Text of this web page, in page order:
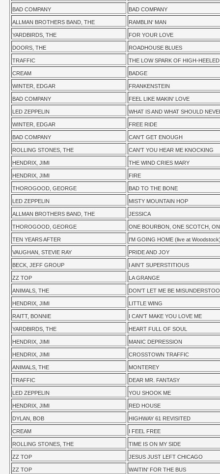
BAD COMPANY BAD COMPANY
ALLMAN BROTHERS BAND, THE RAMBLIN' MAN
YARDBIRDS, THE FOR YOUR LOVE
DOORS, THE ROADHOUSE BLUES
TRAFFIC THE LOW SPARK OF HIGH-
CREAM BADGE
WINTER, EDGAR FRANKENSTEIN
BAD COMPANY FEEL LIKE MAKIN' LOVE
LED ZEPPELIN WHAT IS AND WHAT SHOULD
WINTER, EDGAR FREE RIDE
BAD COMPANY CAN'T GET ENOUGH
ROLLING STONES, THE CAN'T YOU HEAR ME KNOCKING
HENDRIX, JIMI THE WIND CRIES MARY
HENDRIX, JIMI FIRE
THOROGOOD, GEORGE BAD TO THE BONE
LED ZEPPELIN MISTY MOUNTAIN HOP
ALLMAN BROTHERS BAND, THE JESSICA
THOROGOOD, GEORGE ONE BOURBON, ONE SCOTCH,
TEN YEARS AFTER I'M GOING HOME (live at
VAUGHAN, STEVIE RAY PRIDE AND JOY
BECK, JEFF GROUP I AIN'T SUPERSTITIOUS
ZZ TOP LA GRANGE
ANIMALS, THE DON'T LET ME BE
HENDRIX, JIMI LITTLE WING
RAITT, BONNIE I CAN'T MAKE YOU LOVE ME
YARDBIRDS, THE HEART FULL OF SOUL
HENDRIX, JIMI MANIC DEPRESSION
HENDRIX, JIMI CROSSTOWN TRAFFIC
ANIMALS, THE MONTEREY
TRAFFIC DEAR MR. FANTASY
LED ZEPPELIN YOU SHOOK ME
HENDRIX, JIMI RED HOUSE
DYLAN, BOB HIGHWAY 61 REVISITED
CREAM I FEEL FREE
ROLLING STONES, THE TIME IS ON MY SIDE
ZZ TOP JESUS JUST LEFT CHICAGO
ZZ TOP WAITIN' FOR THE BUS